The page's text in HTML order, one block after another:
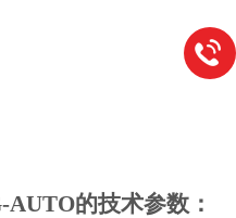
AUTO的技术参数：